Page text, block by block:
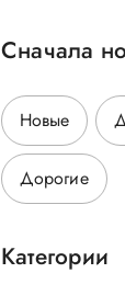
Сначала
Новые
Дорогие
Категории